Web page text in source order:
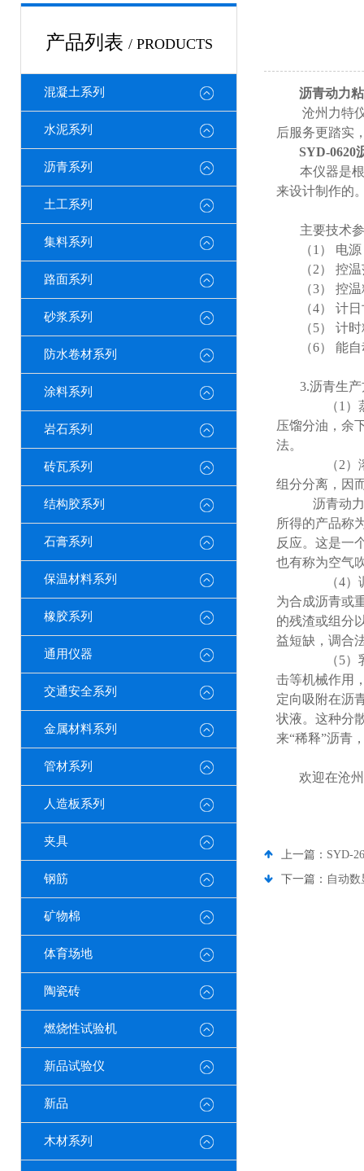
产品列表 / PRODUCTS
混凝土系列
水泥系列
沥青系列
土工系列
集料系列
路面系列
砂浆系列
防水卷材系列
涂料系列
岩石系列
砖瓦系列
结构胶系列
石膏系列
保温材料系列
橡胶系列
通用仪器
交通安全系列
金属材料系列
管材系列
人造板系列
夹具
钢筋
矿物棉
体育场地
陶瓷砖
燃烧性试验机
新品试验仪
新品
木材系列
沥青动力
沧州力特
后服务更踏实
SYD-0620
本仪器是
来设计制作的
主要技术
（1） 电
（2） 控
（3） 控
（4） 计
（5） 计
（6） 能
3.沥青生
（1）
压馏分油，余
法。
（2）
组分分离，因
沥青动
所得的产品称
反应。这是一
也有称为空气
（4）
为合成沥青或
的残渣或组分
益短缺，调合
（5）
击等机械作用
定向吸附在沥
状液。这种分
来“稀释”沥青
欢迎在沧
上一篇： SYD-
下一篇： 自动